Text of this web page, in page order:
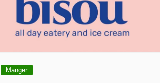
Manger